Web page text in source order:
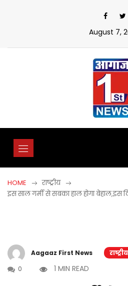
August 7,
HOME
राष्ट्रीय
इस साल गर्मी से सबका हाल होगा बेहाल,इस
Aagaaz First News राष्ट्रीय
0
1 MIN READ